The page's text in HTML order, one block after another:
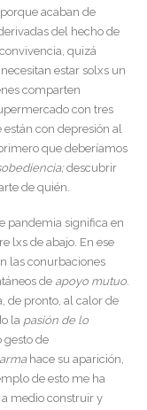
acaban de
del hecho de
quizá
estar solxs un
comparten
con tres
con depresión al
que deberíamos
descubrir
de quién.
pandemia significa en
lxs de abajo. En ese
las conurbaciones
de apoyo mutuo.
de pronto, al calor de
la pasión de lo
gesto de
hace su aparición,
de esto me ha
medio construir y